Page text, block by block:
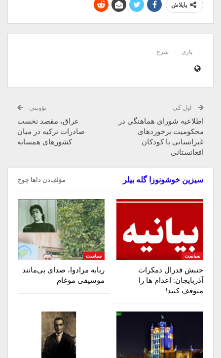
پایلاش
یازی شرح
اول کی
اطلاعیه شورای هماهنگی در
محکومیت برخوردهای
غیرانسانی با کودکان
افغانستانی
نؤوبتی
عراق، مقصد نخست
صادرات ترکیه در میان
کشورهای همسایه
سیزین خوشونوزا گله بیلر مؤلف‌دن داها چوخ
سیاست
جنبش فدرال دمکرات
آذربایجان: اعدام ها را‌
متوقف‌ کنید!
سیاست
ربابه مرادوا، صدای بی‌مانند
موسیقی موغام